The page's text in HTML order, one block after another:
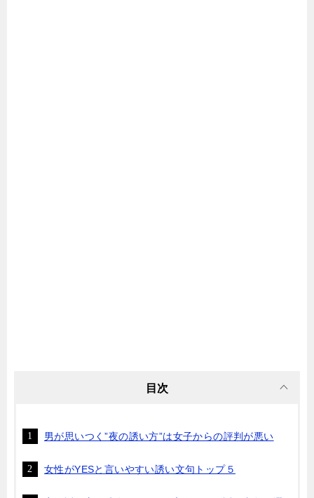
目次
男が思いつく”夜の誘い方”は女子からの評判が悪い
女性がYESと言いやすい誘い文句トップ５